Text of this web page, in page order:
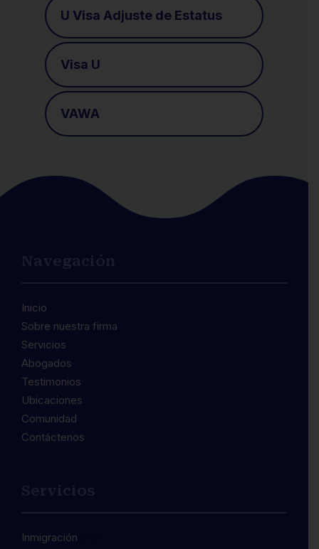
U Visa Adjuste de Estatus
Visa U
VAWA
Inicio
Sobre nuestra firma
Servicios
Abogados
Testimonios
Ubicaciones
Comunidad
Contáctenos
Inmigración